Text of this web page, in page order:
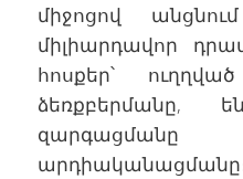
միջոցով
միլիարդավոր
հոսքեր՝
ձեռքբերմանը,